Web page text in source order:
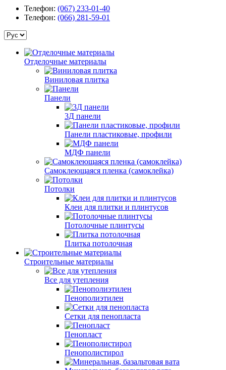
Телефон: (067) 233-01-40
Телефон:
Отделочные материалы
Виниловая плитка
Панели
3Д панели
Панели пластиковые, профили
МДФ панели
Самоклеющаяся пленка (самоклейка)
Потолки
Клеи для плитки и плинтусов
Потолочные плинтусы
Плитка потолочная
Строительные материалы
Все для утепления
Пенополиэтилен
Сетки для пенопласта
Пенопласт
Пенополистирол